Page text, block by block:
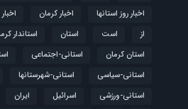
اخبار روز استانها
اخبار کرمان
از
است استان استاندار
استان کرمان
استانی-اجتماعی
استانی-سیاسی
استانی-شهرستانها
استانی-ورزشی
اسرائیل ایران